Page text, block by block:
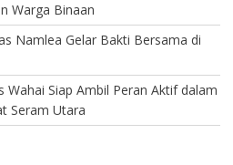
Warga Binaan
Namlea Gelar Bakti Bersama di
Wahai Siap Ambil Peran Aktif dalam
Seram Utara